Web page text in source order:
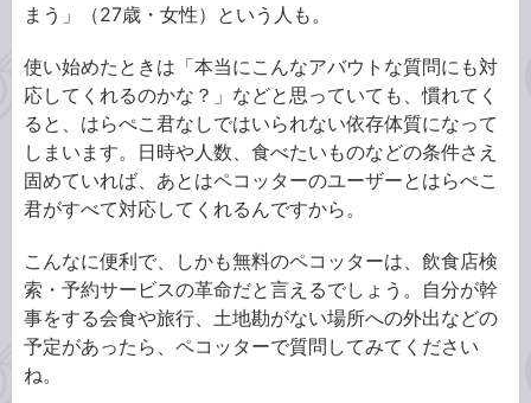
まう」（27歳・女性）という人も。
使い始めたときは「本当にこんなアバウトな質問にも対
応してくれるのかな？」などと思っていても、慣れてく
ると、はらぺこ君なしではいられない依存体質になって
しまいます。日時や人数、食べたいものなどの条件さえ
固めていれば、あとはペコッターのユーザーとはらぺこ
君がすべて対応してくれるんですから。
こんなに便利で、しかも無料のペコッターは、飲食店検
索・予約サービスの革命だと言えるでしょう。自分が幹
事をする会食や旅行、土地勘がない場所への外出などの
予定があったら、ペコッターで質問してみてください
ね。